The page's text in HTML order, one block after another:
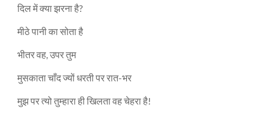
दिल में क्या झरना है?
मीठे पानी का सोता है
भीतर वह, उपर तुम
मुसकाता चाँद ज्यों धरती पर रात-भर
मुझ पर त्यो तुम्हारा ही खिलता वह चेहरा है!